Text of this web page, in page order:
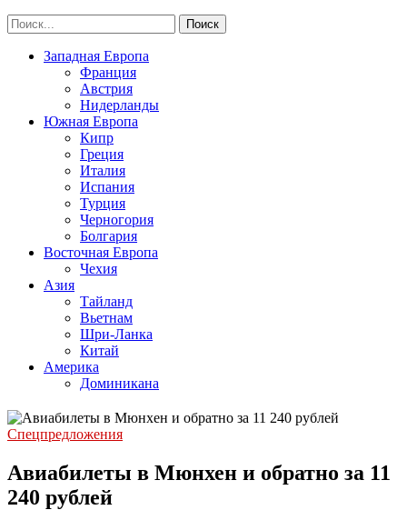
Западная Европа
Франция
Австрия
Нидерланды
Южная Европа
Кипр
Греция
Италия
Испания
Турция
Черногория
Болгария
Восточная Европа
Чехия
Азия
Тайланд
Вьетнам
Шри-Ланка
Китай
Америка
Доминикана
Спецпредложения
Авиабилеты в Мюнхен и обратно за 11
240 рублей